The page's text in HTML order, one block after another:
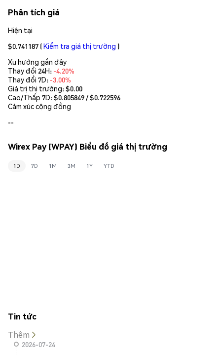
Phân tích giá
Hiện tại
$0.741187 (Kiểm tra giá thị trường )
Xu hướng gần đây
Thay đổi 24H: -4.20%
Thay đổi 7D: -3.00%
Giá trị thị trường:$0.00
Cao/Thấp 7D: $0.805849/ $0.722596
Cảm xúc cộng đồng
--
Wirex Pay (WPAY) Biểu đồ giá thị trường
1D 7D 1M 3M 1Y YTD
Tin tức
Thêm
2026-07-24